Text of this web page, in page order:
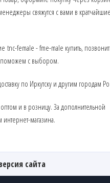
свяжутся с вами в
tnc-female - fme-male купить,
поможем с выбором.
по Иркутску и другим городам
и в розницу. За дополнительной
магазина.
сайта